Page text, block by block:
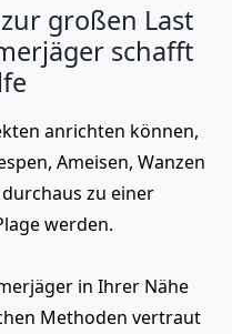
großen Last
schafft
anrichten können,
Ameisen, Wanzen
zu einer
werden.
in Ihrer Nähe
Methoden vertraut